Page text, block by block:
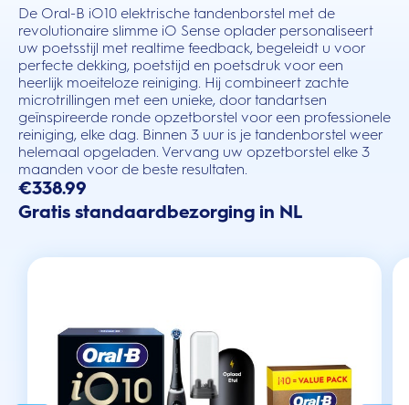
De Oral-B iO10 elektrische tandenborstel met de
revolutionaire slimme iO Sense oplader personaliseert
uw poetsstijl met realtime feedback, begeleidt u voor
perfecte dekking, poetstijd en poetsdruk voor een
heerlijk moeiteloze reiniging. Hij combineert zachte
microtrillingen met een unieke, door tandartsen
geïnspireerde ronde opzetborstel voor een professionele
reiniging, elke dag. Binnen 3 uur is je tandenborstel weer
helemaal opgeladen. Vervang uw opzetborstel elke 3
maanden voor de beste resultaten.
€338.99
Gratis standaardbezorging in NL